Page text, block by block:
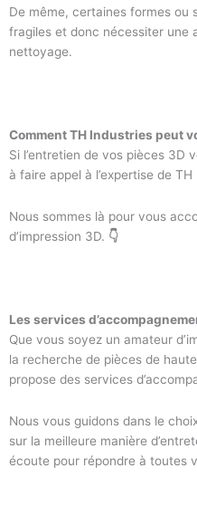
De même, certaines formes
fragiles et donc nécessiter une
nettoyage.
Comment TH Industries peut
Si l’entretien de vos pièces 3D
à faire appel à l’expertise de TH
Nous sommes là pour vous
d’impression 3D. 👇
Les services
Que vous soyez un amateur
la recherche de pièces de
propose des services
Nous vous guidons dans le
sur la meilleure manière
écoute pour répondre à toutes